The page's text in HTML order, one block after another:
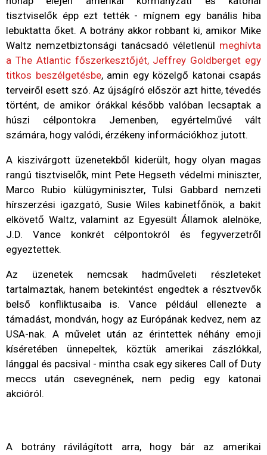
tisztviselők épp ezt tették - mígnem egy banális hiba
lebuktatta őket. A botrány akkor robbant ki, amikor Mike
Waltz nemzetbiztonsági tanácsadó véletlenül meghívta
a The Atlantic főszerkesztőjét, Jeffrey Goldberget egy
titkos beszélgetésbe, amin egy közelgő katonai csapás
terveiről esett szó. Az újságíró először azt hitte, tévedés
történt, de amikor órákkal később valóban lecsaptak a
húszi célpontokra Jemenben, egyértelművé vált
számára, hogy valódi, érzékeny információkhoz jutott.
A kiszivárgott üzenetekből kiderült, hogy olyan magas
rangú tisztviselők, mint Pete Hegseth védelmi miniszter,
Marco Rubio külügyminiszter, Tulsi Gabbard nemzeti
hírszerzési igazgató, Susie Wiles kabinetfőnök, a bakit
elkövető Waltz, valamint az Egyesült Államok alelnöke,
J.D. Vance konkrét célpontokról és fegyverzetről
egyeztettek.
Az üzenetek nemcsak hadműveleti részleteket
tartalmaztak, hanem betekintést engedtek a résztvevők
belső konfliktusaiba is. Vance például ellenezte a
támadást, mondván, hogy az Európának kedvez, nem az
USA-nak. A művelet után az érintettek néhány emoji
kíséretében ünnepeltek, köztük amerikai zászlókkal,
lánggal és pacsival - mintha csak egy sikeres Call of Duty
meccs után csevegnének, nem pedig egy katonai
akcióról.
A botrány rávilágított arra, hogy bár az amerikai